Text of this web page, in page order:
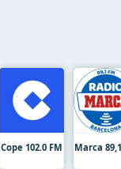
Cope 102.0 FM Marca